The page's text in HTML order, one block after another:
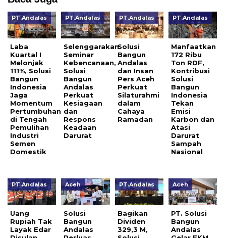
PT.Andalas
Laba
Kuartal I
Melonjak
111%, Solusi
Bangun
Indonesia
Jaga
Momentum
Pertumbuhan
di Tengah
Pemulihan
Industri
Semen
Domestik
PT.Andalas
Selenggarakan
Seminar
Kebencanaan,
Solusi
Bangun
Andalas
Perkuat
Kesiagaan
dan
Respons
Keadaan
Darurat
PT.Andalas
Solusi
Bangun
Andalas
dan Insan
Pers Aceh
Perkuat
Silaturahmi
dalam
Cahaya
Ramadan
PT.Andalas
Manfaatkan
172 Ribu
Ton RDF,
Kontribusi
Solusi
Bangun
Indonesia
Tekan
Emisi
Karbon dan
Atasi
Darurat
Sampah
Nasional
PT.Andalas
Uang
Rupiah Tak
Layak Edar
Aceh
Solusi
Bangun
Andalas
PT.Andalas
Bagikan
Dividen
329,3 M,
Aceh
PT. Solusi
Bangun
Andalas